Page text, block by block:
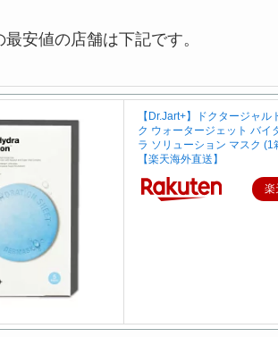
安値の店舗は下記です。
【Dr.Jart+】ドクタージャル
ク ウォータージェット バイ
ラ ソリューション マスク (1
【楽天海外直送】
楽